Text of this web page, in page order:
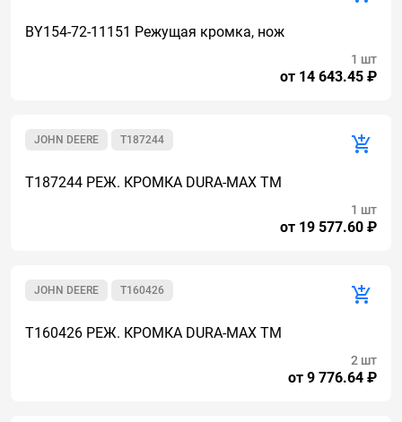
BY154-72-11151 Режущая кромка, нож
от 14 643.45 ₽
1 шт
T187244
JOHN DEERE
T187244 РЕЖ. КРОМКА DURA-MAX TM
от 19 577.60 ₽
1 шт
T160426
JOHN DEERE
T160426 РЕЖ. КРОМКА DURA-MAX TM
от 9 776.64 ₽
2 шт